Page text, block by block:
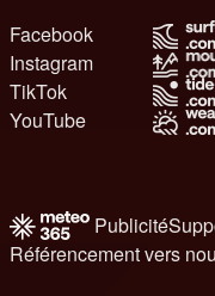
Facebook
Instagram
TikTok
YouTube
Publicité
Référencement vers